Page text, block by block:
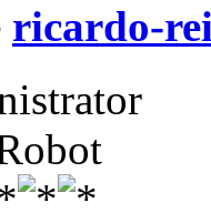
ricardo-